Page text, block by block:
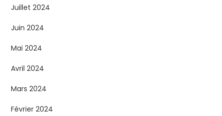
Juillet 2024
Juin 2024
Mai 2024
Avril 2024
Mars 2024
Février 2024